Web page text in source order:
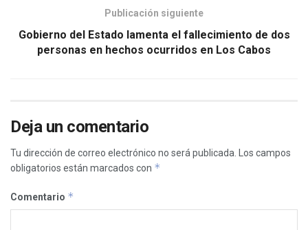
Publicación siguiente
Gobierno del Estado lamenta el fallecimiento de dos
personas en hechos ocurridos en Los Cabos
Deja un comentario
Tu dirección de correo electrónico no será publicada.
Los campos
obligatorios están marcados con *
Comentario *